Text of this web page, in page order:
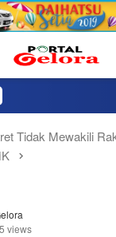
Tidak Mewakili
views